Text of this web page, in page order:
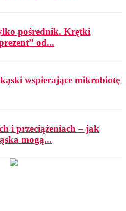
pośrednik. Krętki
od...
wspierające mikrobiotę
i przeciążeniach – jak
mogą...